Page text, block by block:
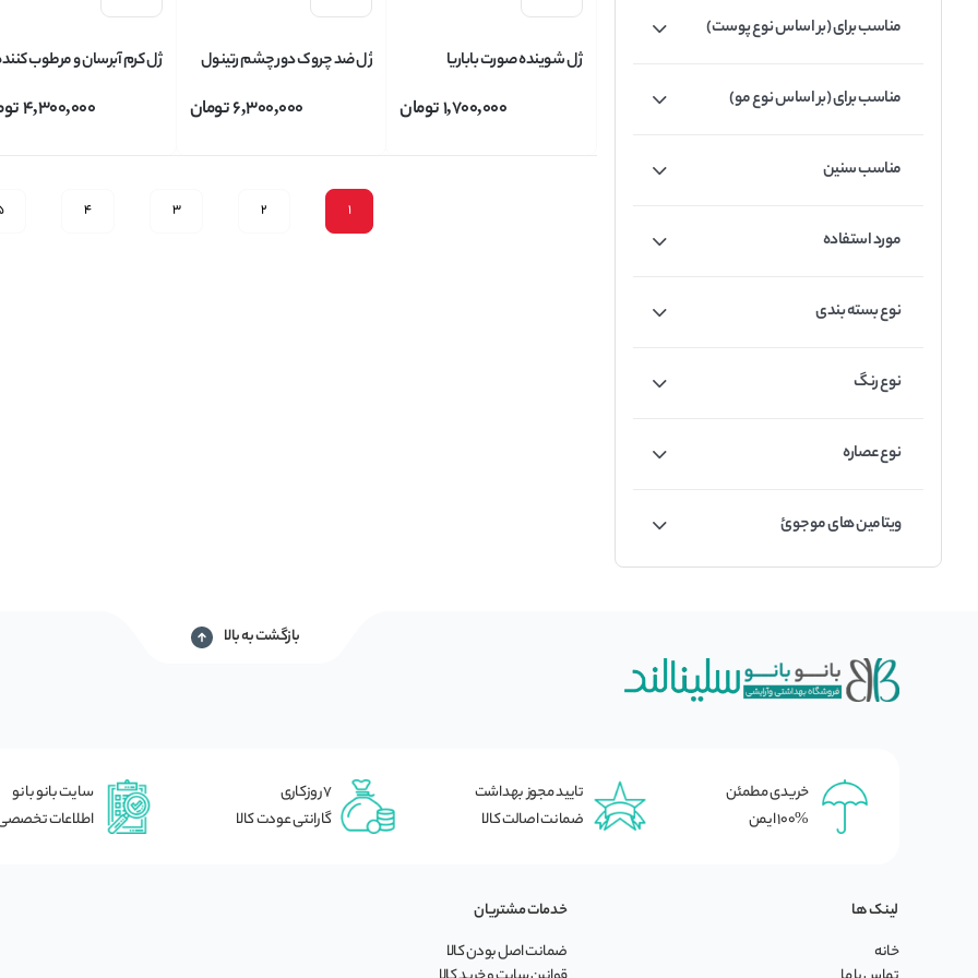
مناسب برای (بر اساس نوع پوست)
مناسب برای (بر اساس نوع مو)
مناسب سنین
مورد استفاده
نوع بسته بندی
نوع رنگ
نوع عصاره
ویتامین های موجوئ
ژل شوینده صورت باباریا
1,700,000تومان
ژل ضد چروک دور چشم رتینول
WRINKLE TREATMENT
6,300,000تومان
ژل کرم آبرسان و مرطوب
مدل HYDRATE &
4,300,000
1
2
3
4
بازگشت به بالا
خریدی مطمئن
100% ایمن
تایید مجوز بهداشت
ضمانت اصالت کالا
7 روزکاری
گارانتی عودت کالا
سایت بانو بانو
اطلاعات
لینک ها
خانه
خدمات مشتریان
ضمانت اصل بودن کالا